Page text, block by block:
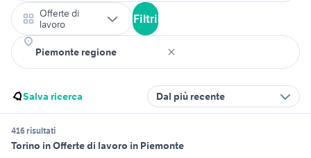
Offerte di
lavoro
Filtri
Salva ricerca Dal più recente
416 risultati
Torino in Offerte di lavoro in Piemonte